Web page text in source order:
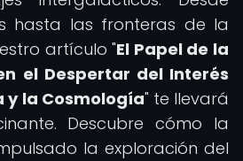
hasta las fronteras de la
artículo "El Papel de la
el Despertar del Interés
y la Cosmología" te llevará
Descubre cómo la
la exploración del